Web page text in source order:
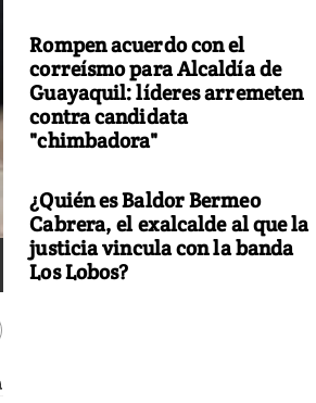
Rompen acuerdo con el
correísmo para Alcaldía de
Guayaquil: líderes arremeten
contra candidata
"chimbadora"
¿Quién es Baldor Bermeo
Cabrera, el exalcalde al que la
justicia vincula con la banda
Los Lobos?